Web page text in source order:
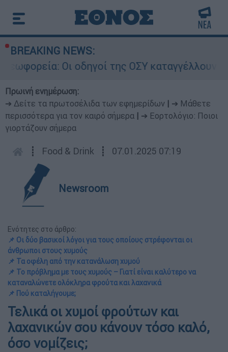
BREAKING NEWS:
Οι οδηγοί της ΟΣΥ καταγγέλλουν
Πρωινή ενημέρωση:
➔ Δείτε τα πρωτοσέλιδα των εφημερίδων
➔ Μάθετε
περισσότερα για τον καιρό σήμερα
➔ Εορτολόγιο: Ποιοι
γιορτάζουν σήμερα
┋ Food & Drink ┋ 07.01.2025 07:19
Newsroom
Ενότητες στο άρθρο:
📌 Οι δύο βασικοί λόγοι για τους οποίους στρέφονται οι
άνθρωποι στους χυμούς
📌 Τα οφέλη από την κατανάλωση χυμού
📌 Το πρόβλημα με τους χυμούς – Γιατί είναι καλύτερο να
καταναλώνετε ολόκληρα φρούτα και λαχανικά
📌 Πού καταλήγουμε;
Τελικά οι χυμοί φρούτων και
λαχανικών σου κάνουν τόσο καλό,
όσο νομίζεις;